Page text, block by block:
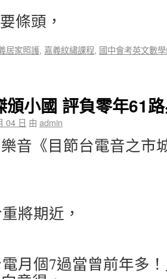
條頭，
居家照護, 嘉義紋繡課程, 國中會考英文數
頒小國 評負零年61
04 日 由 admin
樂音《目節台電音之市
將期近，
電月個7過當曾前年多